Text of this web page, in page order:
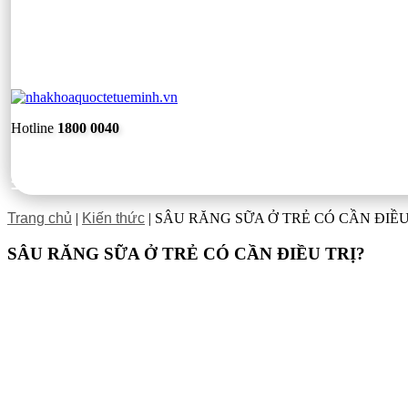
Hotline 1800 0040
Trang chủ | Kiến thức | SÂU RĂNG SỮA Ở TRẺ CÓ CẦN
SÂU RĂNG SỮA Ở TRẺ CÓ CẦN ĐIỀU TRỊ?